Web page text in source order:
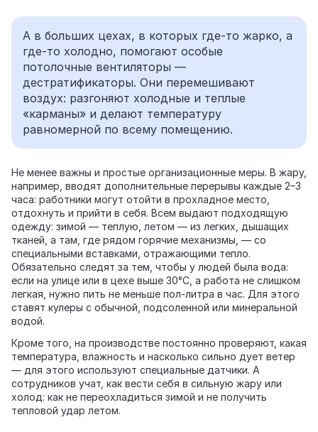
А в больших цехах, в которых где‑то жарко, а
где‑то холодно, помогают особые
потолочные вентиляторы —
дестратификаторы. Они перемешивают
воздух: разгоняют холодные и теплые
«карманы» и делают температуру
равномерной по всему помещению.
Не менее важны и простые организационные меры. В жару,
например, вводят дополнительные перерывы каждые 2–3
часа: работники могут отойти в прохладное место,
отдохнуть и прийти в себя. Всем выдают подходящую
одежду: зимой — теплую, летом — из легких, дышащих
тканей, а там, где рядом горячие механизмы, — со
специальными вставками, отражающими тепло.
Обязательно следят за тем, чтобы у людей была вода:
если на улице или в цехе выше 30°C, а работа не слишком
легкая, нужно пить не меньше пол-литра в час. Для этого
ставят кулеры с обычной, подсоленной или минеральной
водой.
Кроме того, на производстве постоянно проверяют, какая
температура, влажность и насколько сильно дует ветер
— для этого используют специальные датчики. А
сотрудников учат, как вести себя в сильную жару или
холод: как не переохладиться зимой и не получить
тепловой удар летом.